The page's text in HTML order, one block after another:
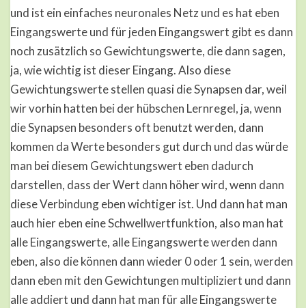
und ist ein einfaches neuronales Netz und es hat eben
Eingangswerte und für jeden Eingangswert gibt es dann
noch zusätzlich so Gewichtungswerte, die dann sagen,
ja, wie wichtig ist dieser Eingang. Also diese
Gewichtungswerte stellen quasi die Synapsen dar, weil
wir vorhin hatten bei der hübschen Lernregel, ja, wenn
die Synapsen besonders oft benutzt werden, dann
kommen da Werte besonders gut durch und das würde
man bei diesem Gewichtungswert eben dadurch
darstellen, dass der Wert dann höher wird, wenn dann
diese Verbindung eben wichtiger ist. Und dann hat man
auch hier eben eine Schwellwertfunktion, also man hat
alle Eingangswerte, alle Eingangswerte werden dann
eben, also die können dann wieder 0 oder 1 sein, werden
dann eben mit den Gewichtungen multipliziert und dann
alle addiert und dann hat man für alle Eingangswerte